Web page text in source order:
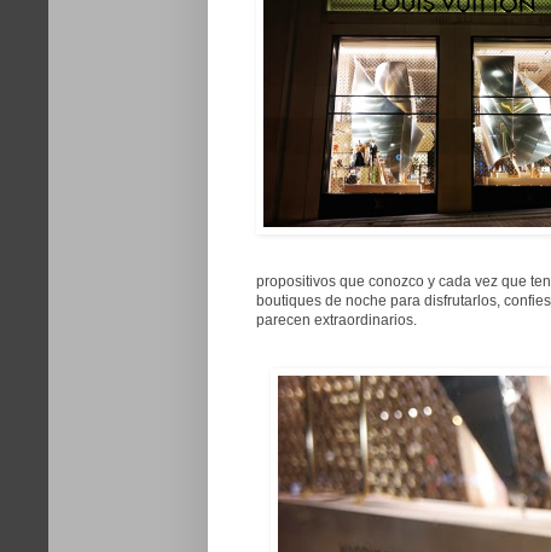
propositivos que conozco y cada vez que
boutiques de noche para disfrutarlos,
parecen extraordinarios.